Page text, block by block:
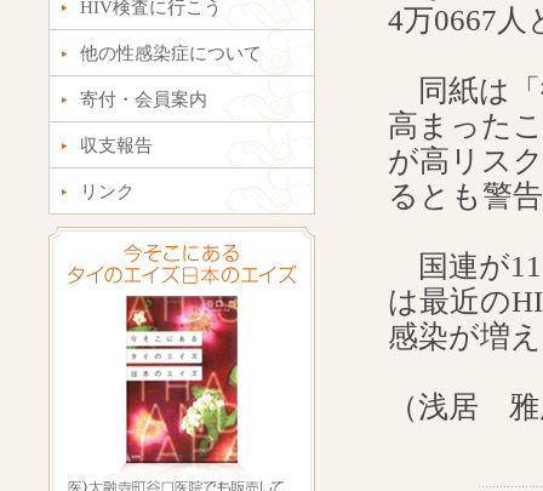
4万0667人
同紙は「
高まった
が高リス
るとも警
国連が11
は最近の
感染が増
（浅居
HIV検査に行こう
他の性感染症について
寄付・会員案内
収支報告
リンク